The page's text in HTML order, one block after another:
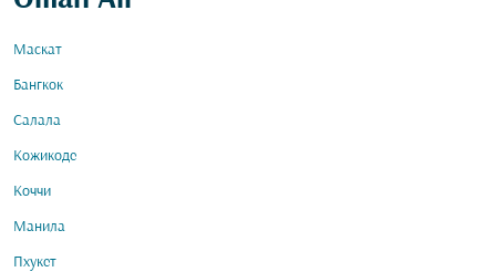
Маскат
Бангкок
Салала
Кожикоде
Коччи
Манила
Пхукет